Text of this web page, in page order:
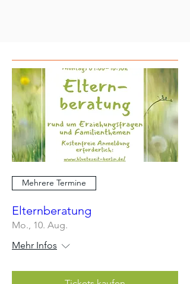
Mehrere Termine
Elternberatung
Mo., 10. Aug.
Mehr Infos